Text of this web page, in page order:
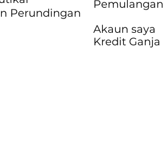
Perundingan
Pemulangan
Akaun saya
Kredit Ganja